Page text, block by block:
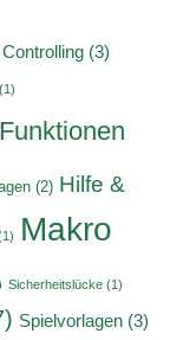
Controlling (3)
(1)
Funktionen
(2) Hilfe &
Makro
Sicherheitslücke (1)
Spielvorlagen (3)